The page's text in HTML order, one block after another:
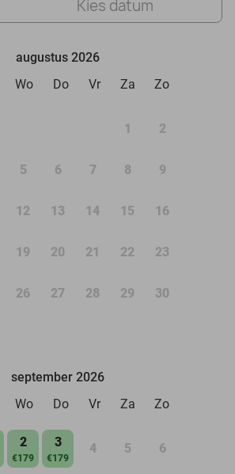
Kies datum
augustus 2026
Wo Do Vr Za Zo
1 2
5 6 7 8 9
12 13 14 15 16
19 20 21 22 23
26 27 28 29 30
september 2026
Wo Do Vr Za Zo
2
€179
3
€179
4 5 6